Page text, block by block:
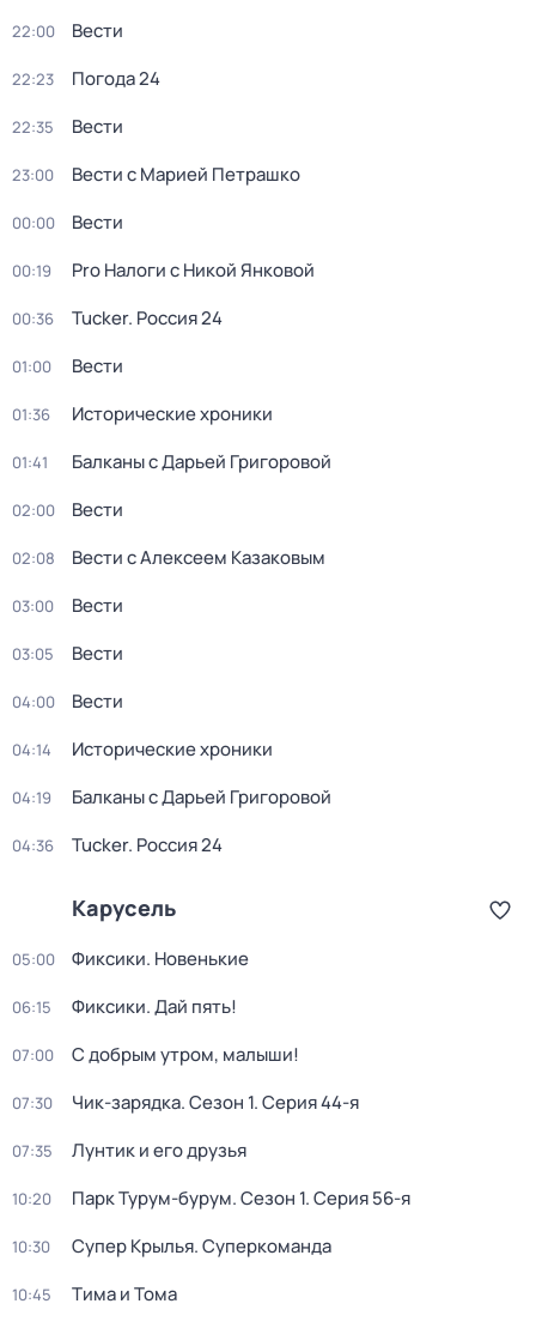
22:00 Вести
22:23 Погода 24
22:35 Вести
23:00 Вести с Марией Петрашко
00:00 Вести
00:19 Pro Налоги с Никой Янковой
00:36 Tucker. Россия 24
01:00 Вести
01:36 Исторические хроники
01:41 Балканы с Дарьей Григоровой
02:00 Вести
02:08 Вести с Алексеем Казаковым
03:00 Вести
03:05 Вести
04:00 Вести
04:14 Исторические хроники
04:19 Балканы с Дарьей Григоровой
04:36 Tucker. Россия 24
Карусель
05:00 Фиксики. Новенькие
06:15 Фиксики. Дай пять!
07:00 С добрым утром, малыши!
07:30 Чик-зарядка. Сезон 1. Серия 44-я
07:35 Лунтик и его друзья
10:20 Парк Турум-бурум. Сезон 1. Серия 56-я
10:30 Супер Крылья. Суперкоманда
10:45 Тима и Тома